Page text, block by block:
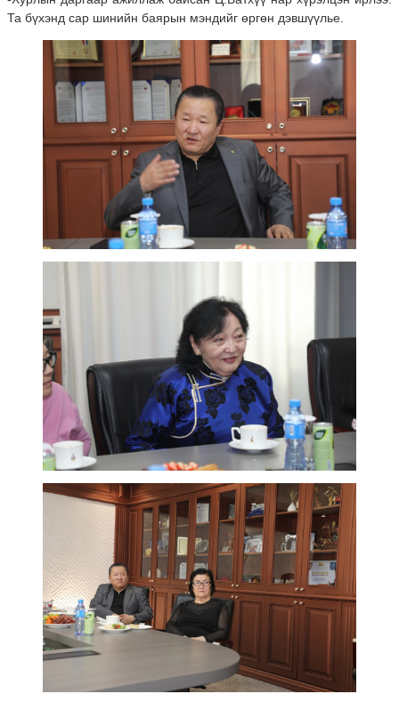
Та бүхэнд сар шинийн баярын мэндийг өргөн дэвшүүлье.